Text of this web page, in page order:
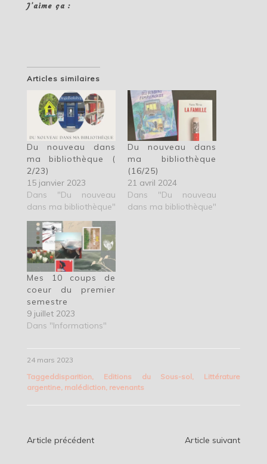
J’aime ça :
Articles similaires
Du nouveau dans
ma bibliothèque (
2/23)
15 janvier 2023
Dans "Du nouveau
dans ma bibliothèque"
Du nouveau dans
ma bibliothèque
(16/25)
21 avril 2024
Dans "Du nouveau
dans ma bibliothèque"
Mes 10 coups de
coeur du premier
semestre
9 juillet 2023
Dans "Informations"
24 mars 2023
Taggeddisparition, Editions du Sous-sol, Littérature
argentine, malédiction, revenants
Navigation
Article précédent Article suivant